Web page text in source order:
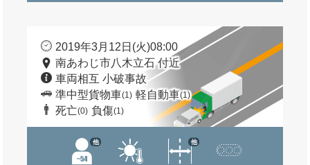
2019年3月12日(火)08:00
南あわじ市八木立石 付近
車両相互 小破事故
準中型貨物車(1) 軽自動車(1)
死亡(0) 負傷(1)
他 他